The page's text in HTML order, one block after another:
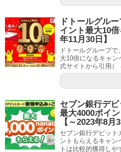
ドトールグル
イント最大10
年11月30日】
ドトールグループ
大10倍になるキャ
式サイトから引用）
セブン銀行デ
最大4000ポイ
【～2023年8月
セブン銀行デビット
ントもらえるキャン
トは比較的獲得しや